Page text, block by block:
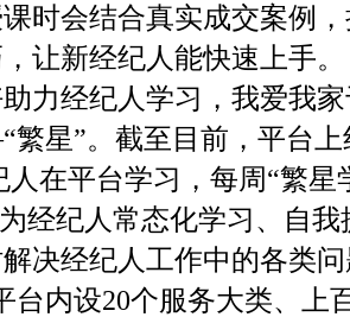
时会结合真实成交案例
让新经纪人能快速上手。
经纪人学习，我爱我家
星”。截至目前，平台上
人在平台学习，每周“繁
经纪人常态化学习、自
经纪人工作中的各类问
台内设20个服务大类、上